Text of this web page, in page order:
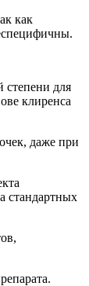
как
степени для
клиренса
даже при
стандартных